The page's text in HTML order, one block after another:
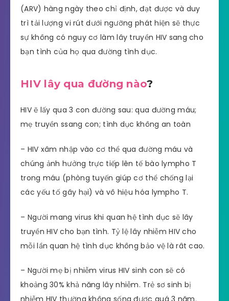
(ARV) hàng ngày theo chỉ định, đạt được và duy
trì tải lượng vi rút dưới ngưỡng phát hiện sẽ thực
sự không có nguy cơ làm lây truyền HIV sang cho
bạn tình của họ qua đường tình dục.
HIV lây qua đường nào?
HIV ẽ lấy qua 3 con đường sau: qua đường máu;
mẹ truyền ssang con; tình dục không an toàn
– HIV xâm nhập vào cơ thể qua đường máu và
chúng ảnh hưởng trực tiếp lên tế bào lympho T
trong máu (phòng tuyến giúp cơ thể chống lại
các yếu tố gây hại) và vô hiệu hóa lympho T.
– Người mang virus khi quan hệ tình dục sẽ lây
truyền HIV cho bạn tình. Tỷ lệ lây nhiễm HIV cho
mỗi lần quan hệ tình dục không bảo vệ là rât cao.
– Người mẹ bị nhiễm virus HIV sinh con sẽ có
khoảng 30% khả năng lây nhiễm. Trẻ sơ sinh bị